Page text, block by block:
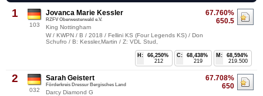
1
103
67.760%
650.5
Jovanca Marie Kessler
RZFV Oberwesterwald e.V.
King Nottingham
W / KWPN / B / 2018 / Fellini KS (Four Legends KS) / Don
Schufro / B: Kessler,Martin / Z: VDL Stud,
M:
68,594%
219.500
C:
68,438%
219
H:
66,250%
212
2
032
67.708%
650
Sarah Geistert
Förderkreis Dressur Bergisches Land
Darcy Diamond G